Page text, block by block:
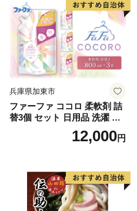
兵庫県加東市
ファーファ ココロ 柔軟剤 詰
替3個 セット 日用品 洗濯 衣
類用洗剤 ランドリー フレグ
12,000円